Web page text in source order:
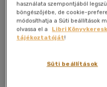
Kívánságlistához adom
108 oldal
használata szempontjából
böngészőjébe, de cookie-
módosíthatja a Süti beállítások
olvassa el a
Libri
tájékoztatóját!
Süti beállítások